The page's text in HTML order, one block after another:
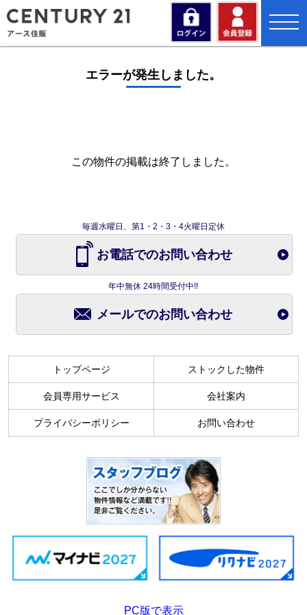
toggle
エラーが発生しました。
この物件の掲載は終了しました。
毎週水曜日、第1・2・3・4火曜日定休
お電話でのお問い合わせ
年中無休 24時間受付中!!
メールでのお問い合わせ
トップページ ストックした物件
会員専用サービス 会社案内
プライバシーポリシー お問い合わせ
PC版で表示